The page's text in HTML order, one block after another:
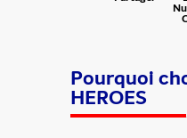
Pourquoi
HEROES